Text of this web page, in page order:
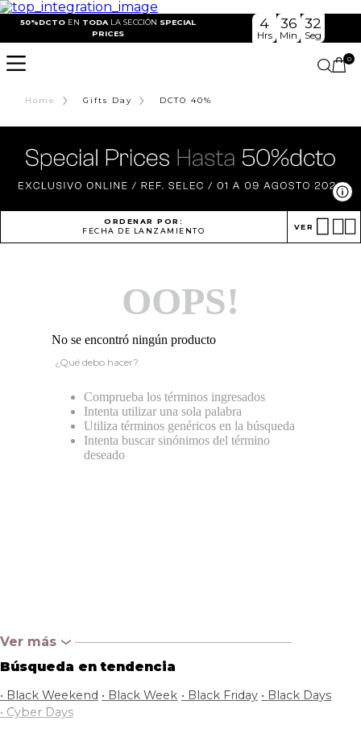
50%DCTO EN TODA LA SECCIÓN SPECIAL
PRICES
4
Hrs
36
Min
32
Seg
0
Home › Gifts Day › DCTO 40%
ORDENAR POR:
FECHA DE LANZAMIENTO
VER
OOPS!
No se encontró ningún producto
¿Qué debo hacer?
Comprueba los términos ingresados
Intenta utilizar una sola palabra
Utiliza términos genéricos en la búsqueda
Intenta buscar sinónimos del término
deseado
Ver más‹
Búsqueda en tendencia
• Black Weekend • Black Week • Black Friday • Black Days
• Cyber Days